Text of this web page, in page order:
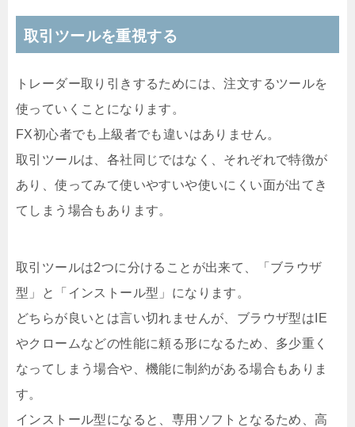
取引ツールを重視する
トレーダー取り引きするためには、注文するツールを
使っていくことになります。
FX初心者でも上級者でも違いはありません。
取引ツールは、各社同じではなく、それぞれで特徴が
あり、使ってみて使いやすいや使いにくい面が出てき
てしまう場合もあります。
取引ツールは2つに分けることが出来て、「ブラウザ
型」と「インストール型」になります。
どちらが良いとは言い切れませんが、ブラウザ型はIE
やクロームなどの性能に頼る形になるため、多少重く
なってしまう場合や、機能に制約がある場合もありま
す。
インストール型になると、専用ソフトとなるため、高